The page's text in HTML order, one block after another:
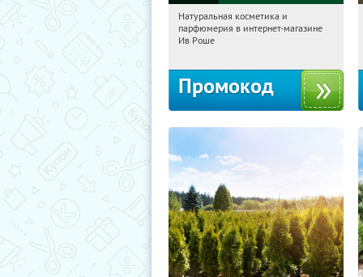
16:13:23 Получили:
Россия
Натуральная косметика и
парфюмерия в интернет-магазине
Ив Роше
Промокод